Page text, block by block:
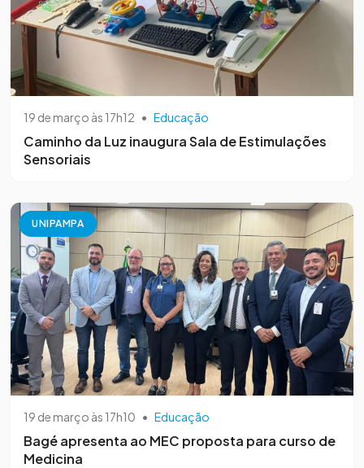
19 de março às 17h12 • Educação
Caminho da Luz inaugura Sala de Estimulações
Sensoriais
UNIPAMPA
19 de março às 17h10 • Educação
Bagé apresenta ao MEC proposta para curso de
Medicina